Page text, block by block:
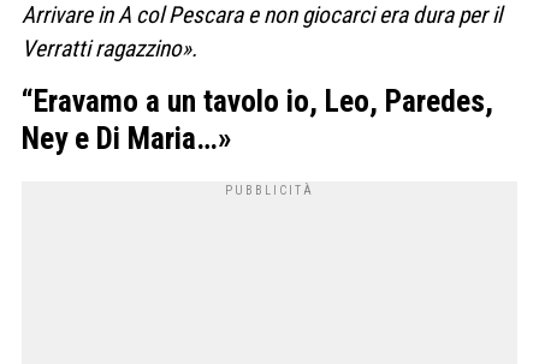
Arrivare in A col Pescara e non giocarci era dura per il
Verratti ragazzino».
“Eravamo a un tavolo io, Leo, Paredes,
Ney e Di Maria…»